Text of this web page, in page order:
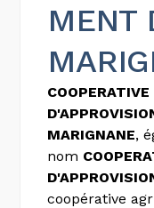
MENT
COOPERATIVE
MARIGNANE,
nom
coopérative